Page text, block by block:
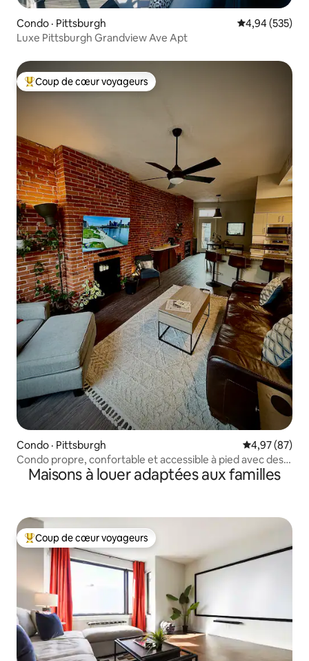
Condo · Pittsburgh Note
4,94 (535)
Luxe Pittsburgh Grandview Ave Apt
Coup de cœur voyageurs parmi les plus aimés
Coup de cœur voyageurs
Condo · Pittsburgh Note
4,97 (87)
Condo propre, confortable et accessible à pied avec des
améliorations de luxe
Maisons à louer adaptées aux familles
Coup de cœur voyageurs parmi les plus aimés
Coup de cœur voyageurs